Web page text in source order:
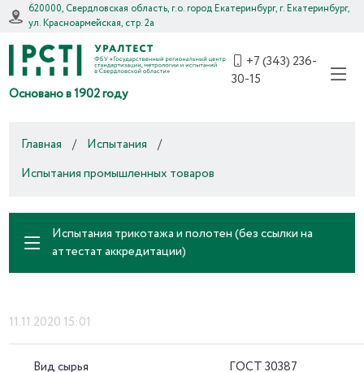
620000, Свердловская область, г.о. город Екатеринбург, г. Екатеринбург,
ул. Красноармейская, стр. 2а
Основано в 1902 году
+7 (343) 236-
30-15
Главная / Испытания
/
Испытания промышленных товаров
Испытания трикотажа и полотен (без ссылки на
аттестат аккредитации)
11.11.2020 15:01
Вид сырья
ГОСТ 30387